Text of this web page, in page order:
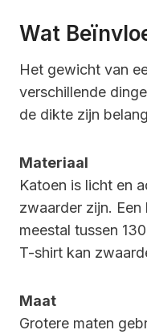
Wat
Het gewicht van
verschillende
de dikte zijn
Materiaal
Katoen is licht en
zwaarder zijn.
meestal tussen
T-shirt kan
Maat
Grotere maten